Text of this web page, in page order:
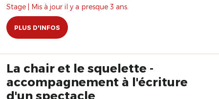
Stage | Mis à jour il y a presque 3 ans.
PLUS D'INFOS
La chair et le squelette -
accompagnement à l'écriture
d'un spectacle